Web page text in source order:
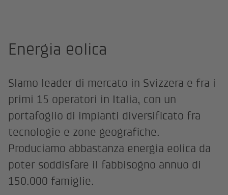
Energia eolica
SIamo leader di mercato in Svizzera e fra i
primi 15 operatori in Italia, con un
portafoglio di impianti diversificato fra
tecnologie e zone geografiche.
Produciamo abbastanza energia eolica da
poter soddisfare il fabbisogno annuo di
150.000 famiglie.